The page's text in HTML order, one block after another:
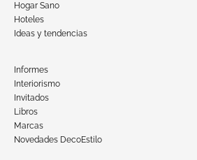
Hogar Sano
Hoteles
Ideas y tendencias
Informes
Interiorismo
Invitados
Libros
Marcas
Novedades DecoEstilo